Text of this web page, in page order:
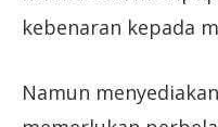
kebenaran kepada
Namun